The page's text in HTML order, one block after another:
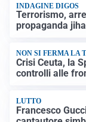
INDAGINE DIGOS
Terrorismo,
propaganda
NON SI FERMA LA
Crisi Ceuta, la
controlli alle
LUTTO
Francesco